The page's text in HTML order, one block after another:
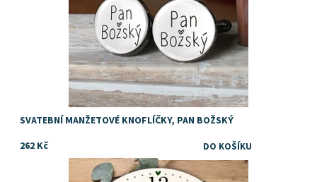
SVATEBNÍ MANŽETOVÉ KNOFLÍČKY, PAN BOŽSKÝ
262 Kč
Výjimečný a vtipný dárek ke svatbě třeba pro kamarády.
Dostupnost:
Skladem